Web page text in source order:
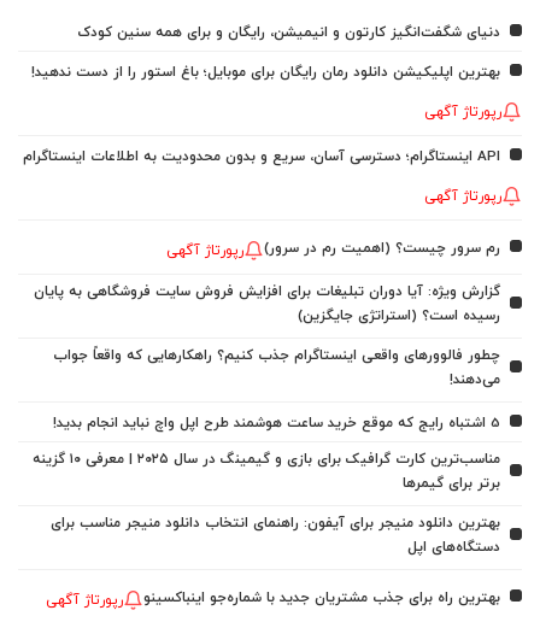
دنیای شگفت‌انگیز کارتون و انیمیشن، رایگان و برای همه سنین کودک
بهترین اپلیکیشن دانلود رمان رایگان برای موبایل؛ باغ استور را از دست ندهید!
رپورتاژ آگهی
API اینستاگرام؛ دسترسی آسان، سریع و بدون محدودیت به اطلاعات اینستاگرام
رپورتاژ آگهی
رم سرور چیست؟ (اهمیت رم در سرور) رپورتاژ آگهی
گزارش ویژه: آیا دوران تبلیغات برای افزایش فروش سایت فروشگاهی به پایان
رسیده است؟ (استراتژی جایگزین)
چطور فالوورهای واقعی اینستاگرام جذب کنیم؟ راهکارهایی که واقعاً جواب
می‌دهند!
5 اشتباه رایج که موقع خرید ساعت هوشمند طرح اپل واچ نباید انجام بدید!
مناسب‌ترین کارت گرافیک برای بازی و گیمینگ در سال ۲۰۲۵ | معرفی ۱۰ گزینه
برتر برای گیمرها
بهترین دانلود منیجر برای آیفون: راهنمای انتخاب دانلود منیجر مناسب برای
دستگاه‌های اپل
بهترین راه برای جذب مشتریان جدید با شماره‌جو اینباکسینو رپورتاژ آگهی